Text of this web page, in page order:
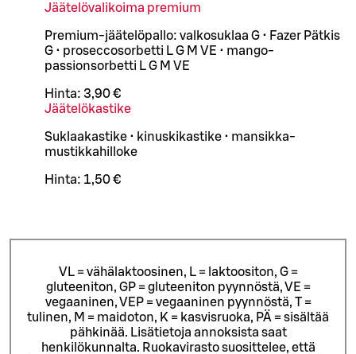
Jäätelövalikoima premium
Premium-jäätelöpallo: valkosuklaa G • Fazer Pätkis
G • proseccosorbetti L G M VE • mango-
passionsorbetti L G M VE
Hinta: 3,90 €
Jäätelökastike
Suklaakastike • kinuskikastike • mansikka-
mustikkahilloke
Hinta: 1,50 €
VL = vähälaktoosinen, L = laktoositon, G =
gluteeniton, GP = gluteeniton pyynnöstä, VE =
vegaaninen, VEP = vegaaninen pyynnöstä, T =
tulinen, M = maidoton, K = kasvisruoka, PÄ = sisältää
pähkinää. Lisätietoja annoksista saat
henkilökunnalta. Ruokavirasto suosittelee, että